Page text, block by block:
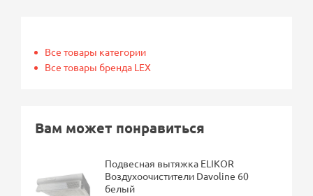
Все товары категории
Все товары бренда LEX
Вам может понравиться
Подвесная вытяжка ELIKOR
Воздухоочистители Davoline 60
белый